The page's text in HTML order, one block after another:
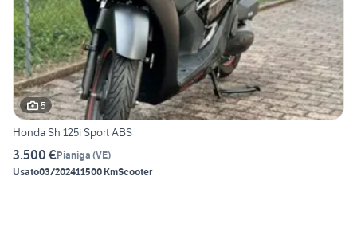
5
Honda Sh 125i Sport ABS
3.500 €Pianiga (VE)
Usato03/202411500 KmScooter